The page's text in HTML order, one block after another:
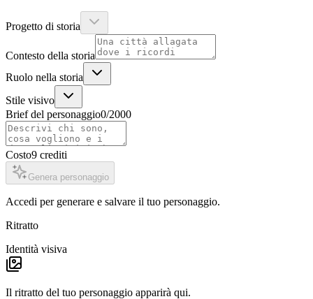
Progetto di storia
Contesto della storia
Ruolo nella storia
Stile visivo
Brief del personaggio0/2000
Costo9 crediti
Genera personaggio
Accedi per generare e salvare il tuo personaggio.
Ritratto
Identità visiva
Il ritratto del tuo personaggio apparirà qui.